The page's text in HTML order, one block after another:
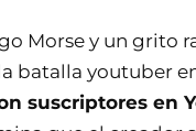
Morse y un grito
batalla youtuber
suscriptores en